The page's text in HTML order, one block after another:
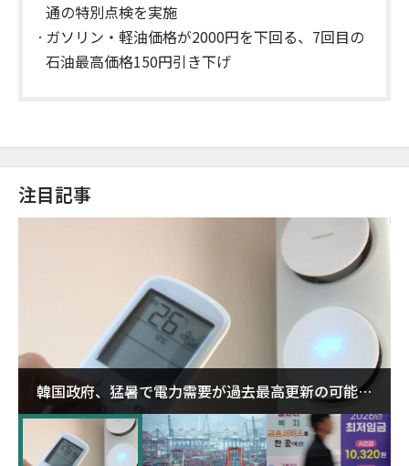
通の特別点検を実施
ガソリン・軽油価格が2000円を下回る、7回目の
石油最高価格150円引き下げ
注目記事
韓国政府、猛暑で電力需要が過去最高更新の可能性
に需給対応体制を点検